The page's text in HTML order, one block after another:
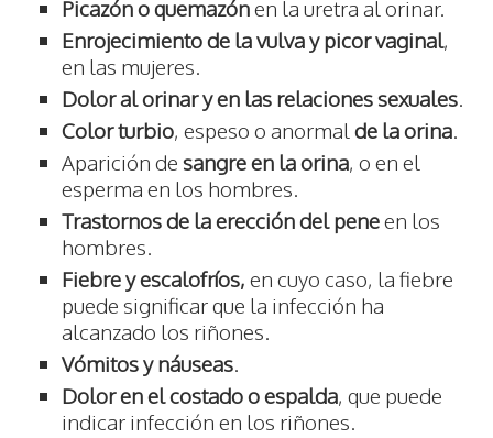
Picazón o quemazónen la uretra al orinar.
Enrojecimiento de la vulva y picor vaginal,
en las mujeres.
Dolor al orinar y en las relaciones sexuales
Color turbio, espeso o anormal de la orina
Aparición de sangre en la orina, o en el
esperma en los hombres.
Trastornos de la erección del peneen los
hombres.
Fiebre yescalofríos, en cuyo caso, la fiebre
puede significar que la infección ha
alcanzado los riñones.
Vómitos y náuseas
Dolor en el costado o espalda, que puede
indicar infección en los riñones.